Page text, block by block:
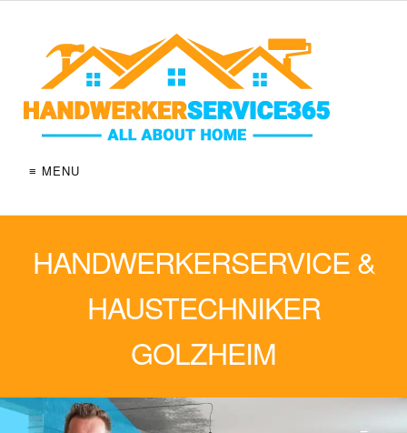
≡ MENU
HANDWERKERSERVICE &
HAUSTECHNIKER
GOLZHEIM